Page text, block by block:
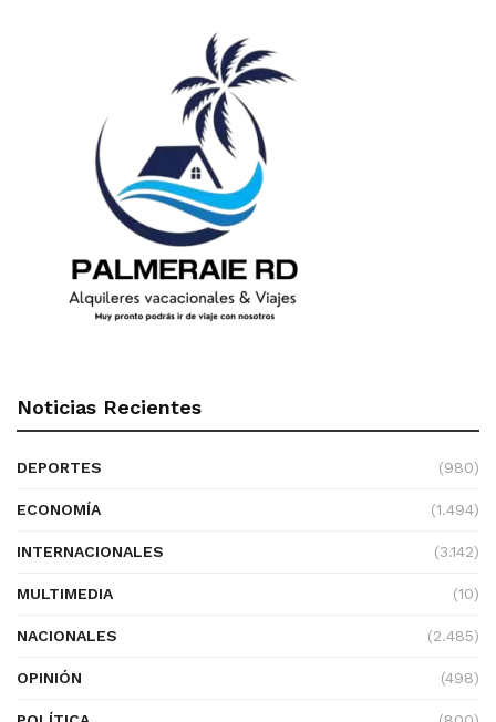
Noticias Recientes
DEPORTES (980)
ECONOMÍA (1.494)
INTERNACIONALES (3.142)
MULTIMEDIA (10)
NACIONALES (2.485)
OPINIÓN (498)